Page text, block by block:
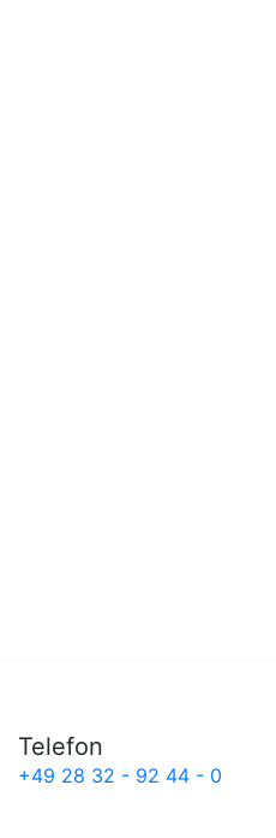
Telefon
+49 28 32 - 92 44 - 0